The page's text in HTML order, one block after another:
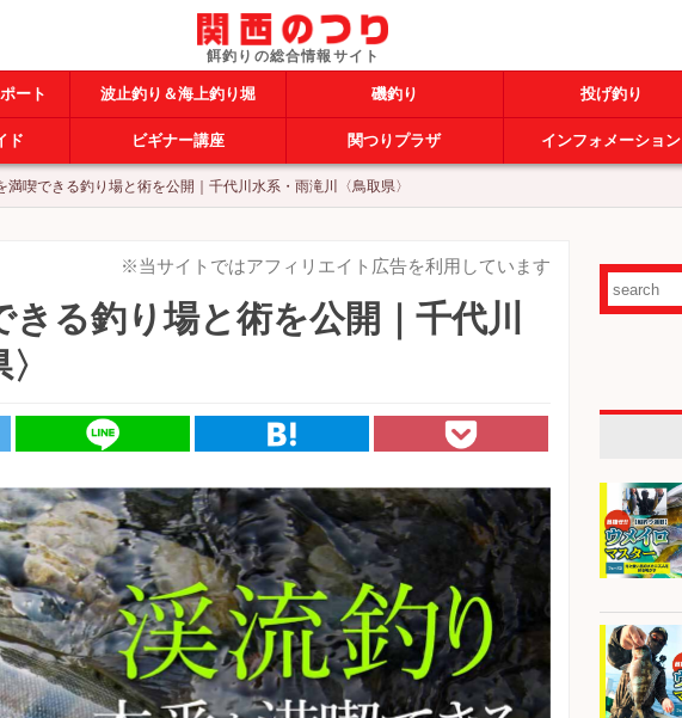
ート 波止釣り＆海上釣り堀 磯釣り 投げ釣り
ド ビギナー講座 関つりプラザ インフォメーション
満喫できる釣り場と術を公開｜千代川水系・雨滝川〈鳥取県〉
※当サイトではアフィリエイト広告を利用しています
る釣り場と術を公開｜千代川